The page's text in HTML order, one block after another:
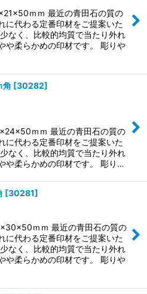
ｍｍ 最近の青田石の質の
に代わる定番印材をご提案いた
なく、比較的均質で当たり外れ
や柔らかめの印材です。 彫りや
[30282]
ｍｍ 最近の青田石の質の
に代わる定番印材をご提案いた
なく、比較的均質で当たり外れ
や柔らかめの印材です。 彫り…
[30281]
ｍｍ 最近の青田石の質の
に代わる定番印材をご提案いた
なく、比較的均質で当たり外れ
や柔らかめの印材です。 彫りや